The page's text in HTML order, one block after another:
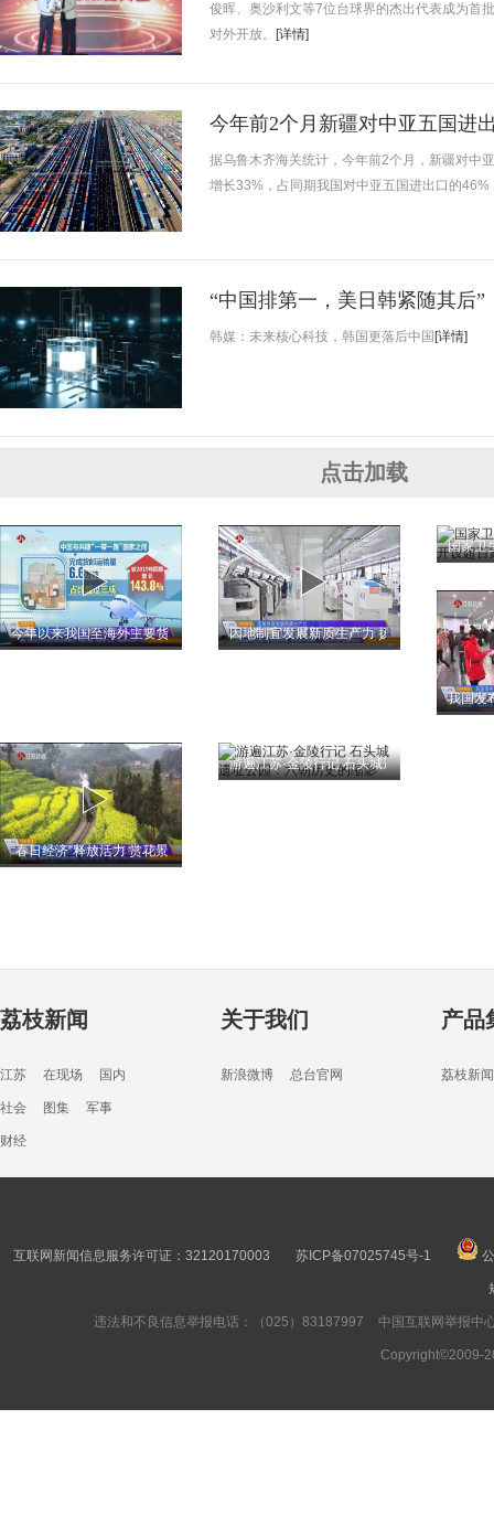
俊晖、奥沙利文等7位台球界的杰出代表成为首
对外开放。
[详情]
今年前2个月新疆对中亚五国进
据乌鲁木齐海关统计，今年前2个月，新疆对中
增长33%，占同期我国对中亚五国进出口的
“中国排第一，美日韩紧随其后”
韩媒：未来核心科技，韩国更落后中国 [详情]
点击加载
今年以来我国至海外主要货运市场表现良好因地制宜发展新质生产力 扬州：“专精特新”
国家卫
我国发
“春日经济”释放活力 赏花景点人气旺
游遍江苏·金陵行记 石头城遗址公园：六朝历
荔枝新闻
江苏 在现场 国内
社会 图集 军事
财经
关于我们
新浪微博 总台官网
产品
荔枝新闻
互联网新闻信息服务许可证：32120170003 苏ICP备07025745号-1
违法和不良信息举报电话：（025）83187997 中国互联网举报中
Copyright©2009-